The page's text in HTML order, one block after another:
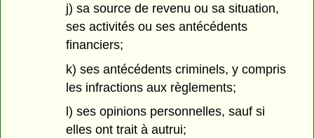
j) sa source de revenu ou sa situation,
ses activités ou ses antécédents
financiers;
k) ses antécédents criminels, y compris
les infractions aux règlements;
l) ses opinions personnelles, sauf si
elles ont trait à autrui;